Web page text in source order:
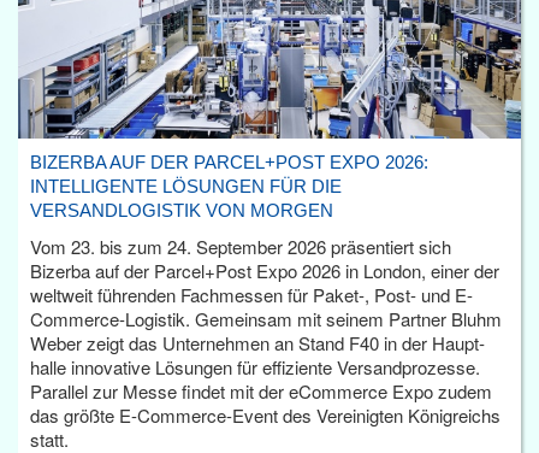
BIZERBA AUF DER PARCEL+POST EXPO 2026:
INTELLIGENTE LÖSUNGEN FÜR DIE
VERSANDLOGISTIK VON MORGEN
Vom 23. bis zum 24. September 2026 präsentiert sich
Bizerba auf der Parcel+Post Expo 2026 in London, einer der
weltweit führenden Fachmessen für Paket-, Post- und E-
Commerce-Logistik. Gemeinsam mit seinem Partner Bluhm
Weber zeigt das Unternehmen an Stand F40 in der Haupt­
halle innovative Lösungen für effiziente Versandprozesse.
Parallel zur Messe findet mit der eCommerce Expo zudem
das größte E-Commerce-Event des Vereinigten Königreichs
statt.